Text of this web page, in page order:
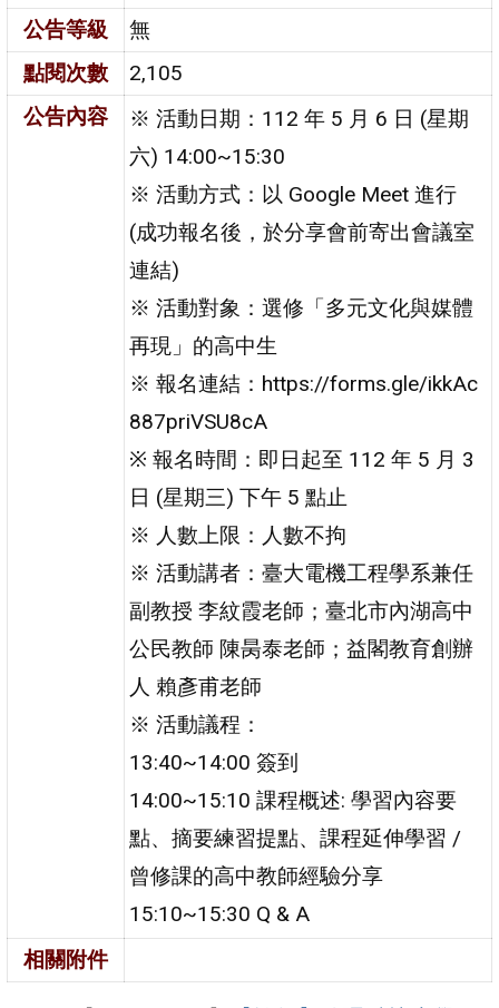
公告等級
無
點閱次數
2,105
公告內容
※ 活動日期：112 年 5 月 6 日 (星期
六) 14:00~15:30
※ 活動方式：以 Google Meet 進行
(成功報名後，於分享會前寄出會議室
連結)
※ 活動對象：選修「多元文化與媒體
再現」的高中生
※ 報名連結：https://forms.gle/ikkAc
887priVSU8cA
※ 報名時間：即日起至 112 年 5 月 3
日 (星期三) 下午 5 點止
※ 人數上限：人數不拘
※ 活動講者：臺大電機工程學系兼任
副教授 李紋霞老師；臺北市內湖高中
公民教師 陳昺泰老師；益閣教育創辦
人 賴彥甫老師
※ 活動議程：
13:40~14:00 簽到
14:00~15:10 課程概述: 學習內容要
點、摘要練習提點、課程延伸學習 /
曾修課的高中教師經驗分享
15:10~15:30 Q & A
相關附件